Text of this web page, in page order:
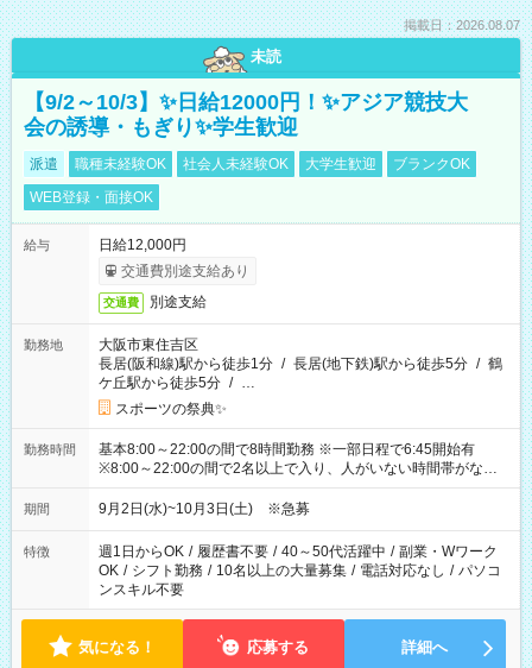
掲載日：2026.08.07
未読
【9/2～10/3】✨日給12000円！✨アジア競技大
会の誘導・もぎり✨学生歓迎
派遣 職種未経験OK 社会人未経験OK 大学生歓迎
ブランクOK
WEB登録・面接OK
給与
日給12,000円
交通費別途支給あり
交通費 別途支給
勤務地
大阪市東住吉区
長居(阪和線)駅から徒歩1分 / 長居(地下鉄)駅から徒歩5分 / 鶴
ケ丘駅から徒歩5分 / …
スポーツの祭典✨
勤務時間
基本8:00～22:00の間で8時間勤務 ※一部日程で6:45開始有
※8:00～22:00の間で2名以上で入り、人がいない時間帯がない
ように相方と時間を分け合うイメージです
期間 9月2日(水)~10月3日(土) ※急募
特徴 週1日からOK / 履歴書不要 / 40～50代活躍中 / 副業・Wワーク
OK / シフト勤務 / 10名以上の大量募集 / 電話対応なし / パソコ
ンスキル不要
気になる！ 応募する 詳細へ